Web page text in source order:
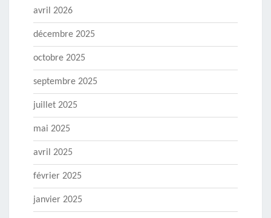
avril 2026
décembre 2025
octobre 2025
septembre 2025
juillet 2025
mai 2025
avril 2025
février 2025
janvier 2025